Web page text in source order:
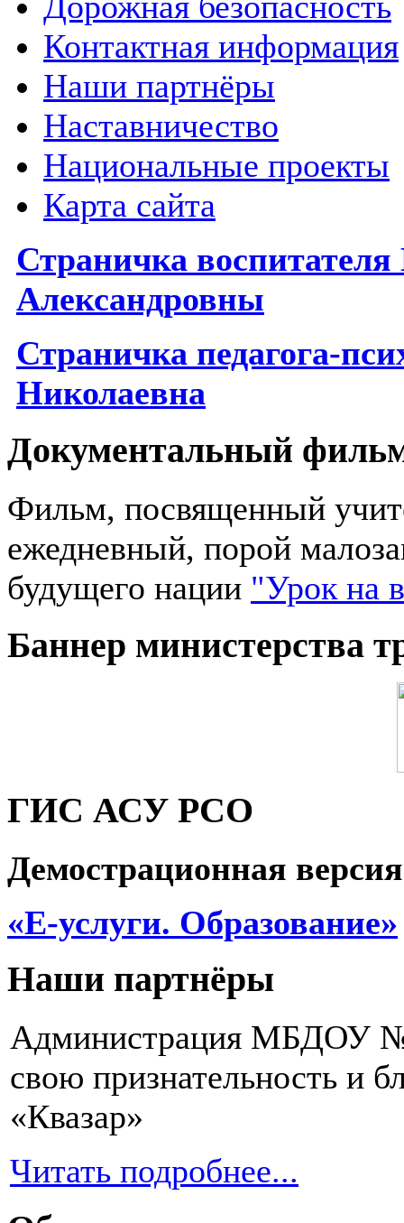
Контактная информация
Наши партнёры
Наставничество
Национальные проекты
Карта сайта
Страничка
Александровны
Страничка педагога-
Николаевна
Документальный
Фильм, посвященный
ежедневный, порой
будущего нации "Урок на
Баннер министерства
ГИС АСУ РСО
Демострационная
«Е-услуги. Образование»
Наши партнёры
Администрация МБДОУ №
свою признательность и
«Квазар»
Читать подробнее...